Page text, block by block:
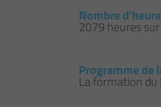
Nombre
2079 heures
Programme de
La formation du